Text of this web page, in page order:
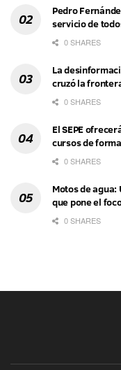
Pedro
servicio de
0 SHARES
La
cruzó la
0 SHARES
El SEPE
cursos de
0 SHARES
Motos de
que pone el
0 SHARES